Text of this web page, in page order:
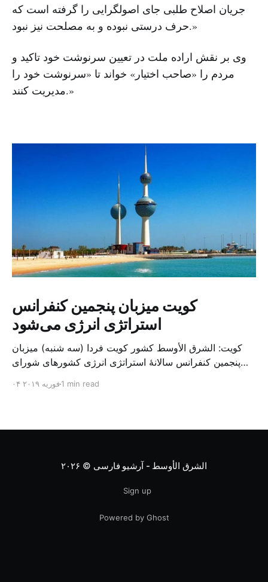
جریان اصلاح طلبی جای اصولگرایی را گرفته است که
حرف درستی نبوده و به مصلحت نیز نبود.»
وی بر نقش اراده ملت در تعیین سرنوشت خود تاکید و
مردم را «صاحب اختیار» خواند تا «سرنوشت خود را
مدیریت کنند.»
کویت میزبان پنجمین کنفرانس
استراتژی انرژی می‌شود
کویت: الشرق الأوسط کشور کویت فردا (سه شنبه) میزبان
پنجمین کنفرانس سالانهٔ استراتژی انرژی کشورهای شورای
متخصص از شرکت‌های جهانی نفت و گاز در این کنفرانس
۰۴ فوریه ۲۰۱۹1 min read
الشرق الأوسط - آرشیو فارسی © ۲۰۲۶
Sign up
Powered by Ghost